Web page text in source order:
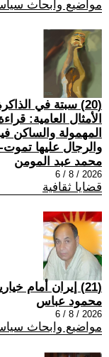
مواضيع وابحاث
(20) سبتة في
الأمثال العامية:
المهمولة والساكن
والرجال عليها تموت-
محمد عبد المومن
2026 / 8 / 6
قضايا ثقافية
(21) إيران أمام خيارين الرضوخ أو الزوال
محمود عباس
2026 / 8 / 6
مواضيع وابحاث